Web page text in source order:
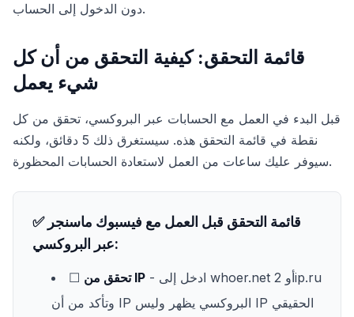
دون الدخول إلى الحساب.
قائمة التحقق: كيفية التحقق من أن كل
شيء يعمل
قبل البدء في العمل مع الحسابات عبر البروكسي، تحقق من كل
نقطة في قائمة التحقق هذه. سيستغرق ذلك 5 دقائق، ولكنه
سيوفر عليك ساعات من العمل لاستعادة الحسابات المحظورة.
✅ قائمة التحقق قبل العمل مع فيسبوك ماسنجر
عبر البروكسي:
☐ تحقق من IP whoer.net أو2ip.ru
وتأكد من أن IP البروكسي يظهر وليس IP الحقيقي